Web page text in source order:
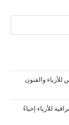
للأزياء والفنون
للأزياء إحياءً